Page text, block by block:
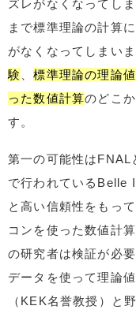
ズレがなくなってし
まで標準理論の計算
がなくなってしまいま
験
、標準理論の理論
った数値計算のどこ
す。
第一の可能性はFNAL
で行われているBelle
と高い信頼性をもっ
コンを使った数値計
の研究者は検証が必
データを使って理論
（KEK名誉教授）と